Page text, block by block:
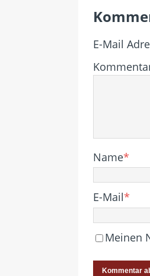
E-Mail
Name*
E-Mail*
Meinen